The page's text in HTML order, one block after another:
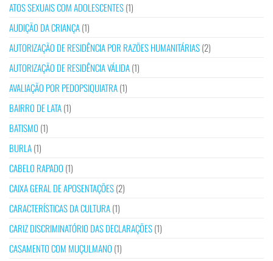
ATOS SEXUAIS COM ADOLESCENTES(1)
AUDIÇÃO DA CRIANÇA(1)
AUTORIZAÇÃO DE RESIDÊNCIA POR RAZÕES HUMANITÁRIAS(2)
AUTORIZAÇÃO DE RESIDÊNCIA VÁLIDA(1)
AVALIAÇÃO POR PEDOPSIQUIATRA(1)
BAIRRO DE LATA(1)
BATISMO (1)
BURLA(1)
CABELO RAPADO (1)
CAIXA GERAL DE APOSENTAÇÕES(2)
CARACTERÍSTICAS DA CULTURA(1)
CARIZ DISCRIMINATÓRIO DAS DECLARAÇÕES(1)
CASAMENTO COM MUÇULMANO (1)